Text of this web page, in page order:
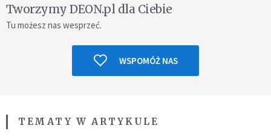
Tworzymy DEON.pl dla Ciebie
Tu możesz nas wesprzeć.
WSPOMÓŻ NAS
TEMATY W ARTYKULE